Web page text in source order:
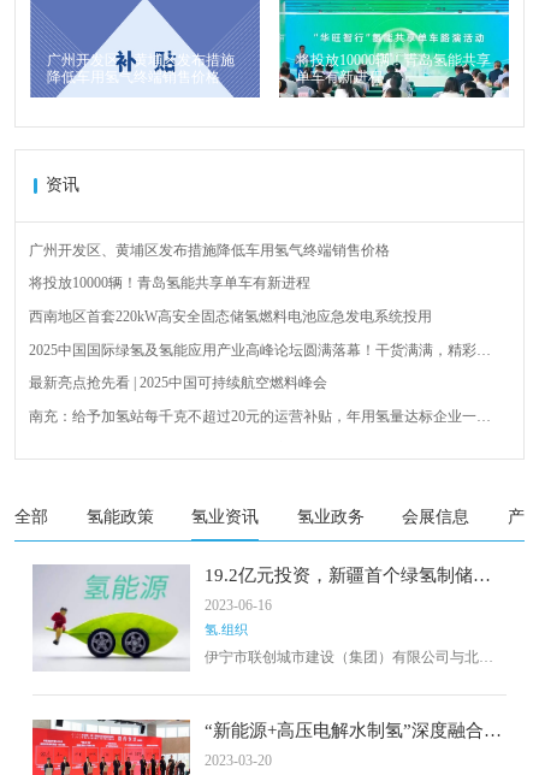
广州开发区、黄埔区发布措施
降低车用氢气终端销售价格
将投放10000辆！青岛氢能共享
单车有新进程
资讯
广州开发区、黄埔区发布措施降低车用氢气终端销售价格
将投放10000辆！青岛氢能共享单车有新进程
西南地区首套220kW高安全固态储氢燃料电池应急发电系统投用
2025中国国际绿氢及氢能应用产业高峰论坛圆满落幕！干货满满，精彩瞬
最新亮点抢先看 | 2025中国可持续航空燃料峰会
南充：给予加氢站每千克不超过20元的运营补贴，年用氢量达标企业一次
成果验收工作会议在呼伦贝尔举行
新疆俊瑞温宿规模化制绿氢项目开工仪式在温宿县成功举办
产业发展举办交流会
全部 氢能政策 氢业资讯 氢业政务 会展信息 产
19.2亿元投资，新疆首个绿氢制储加
用一体化项目正式启动
2023-06-16
氢.组织
伊宁市联创城市建设（集团）有限公司与北京
伊宁市绿色氢能创新应用工程》项目于2023年6
月13日正式开工。这将有效利用伊犁州丰富的
风光自然资源，培育可持续发展的战略新兴产
业优势，从能源端、产业端、应用端，实现端
“新能源+高压电解水制氢”深度融合，
克拉玛依市能化共轨碳中和项目签约
2023-03-20